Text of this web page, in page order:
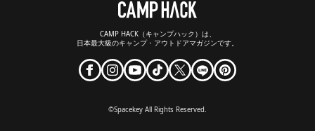
CAMP HACK（キャンプハック）は、
日本最大級のキャンプ・アウトドアマガジンです。
©Spacekey All Rights Reserved.